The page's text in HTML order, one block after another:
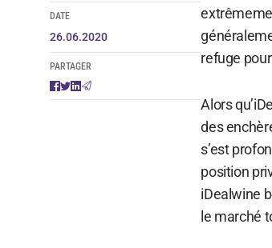
DATE
26.06.2020
PARTAGER
refuge
Alors
des
s’est
position
iDealwine
le marché